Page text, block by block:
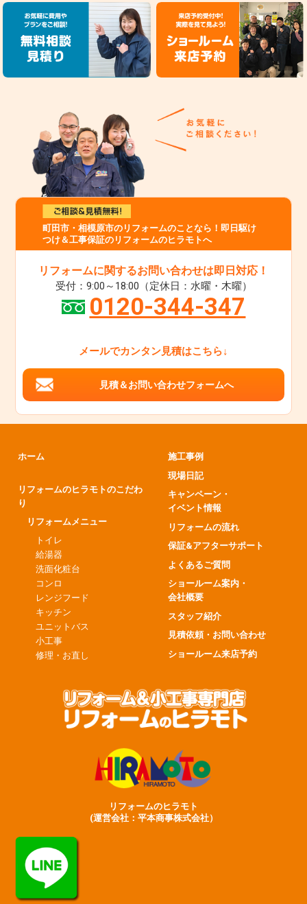
町田市・相模原市のリフォームのことなら！即日駆け
つけ＆工事保証のリフォームのヒラモトへ
リフォームに関するお問い合わせは即日対応！
受付：9:00～18:00（定休日：水曜・木曜）
0120-344-347
メールでカンタン見積はこちら↓
見積＆お問い合わせフォームへ
ホーム
リフォームのヒラモトのこだわ
り
リフォームメニュー
トイレ
給湯器
洗面化粧台
コンロ
レンジフード
キッチン
ユニットバス
小工事
修理・お直し
施工事例
現場日記
キャンペーン・
イベント情報
リフォームの流れ
保証&アフターサポート
よくあるご質問
ショールーム案内・
会社概要
スタッフ紹介
見積依頼・お問い合わせ
ショールーム来店予約
リフォームのヒラモト
(運営会社：平本商事株式会社）